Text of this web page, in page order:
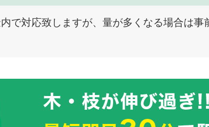
で対応致しますが、量が多くなる場合は